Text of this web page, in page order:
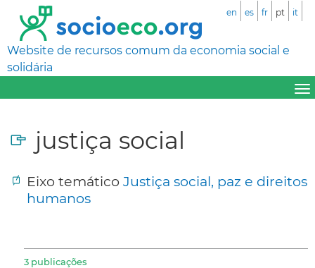
Website de recursos comum da economia social e
solidária
en es fr pt it
justiça social
Eixo temático Justiça social, paz e direitos
humanos
3 publicações